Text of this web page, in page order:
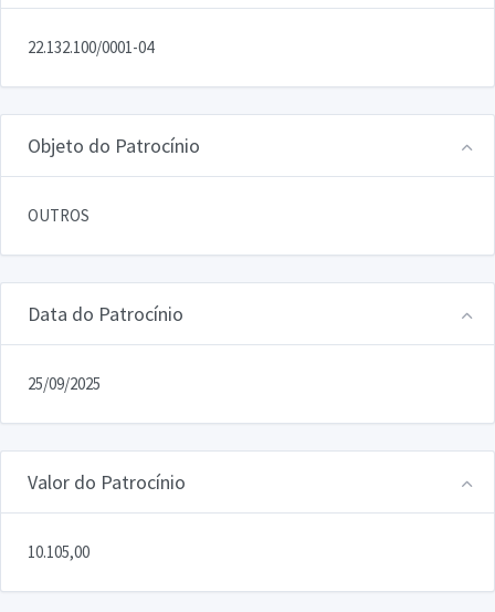
22.132.100/0001-04
Objeto do Patrocínio
OUTROS
Data do Patrocínio
25/09/2025
Valor do Patrocínio
10.105,00